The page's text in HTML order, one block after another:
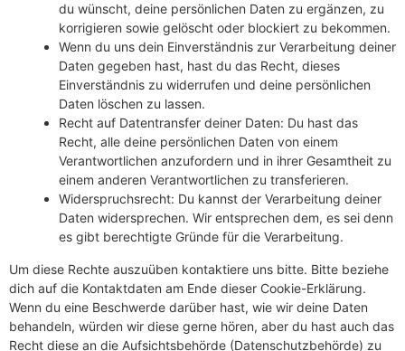
du wünscht, deine persönlichen Daten zu ergänzen, zu
korrigieren sowie gelöscht oder blockiert zu bekommen.
Wenn du uns dein Einverständnis zur Verarbeitung deiner
Daten gegeben hast, hast du das Recht, dieses
Einverständnis zu widerrufen und deine persönlichen
Daten löschen zu lassen.
Recht auf Datentransfer deiner Daten: Du hast das
Recht, alle deine persönlichen Daten von einem
Verantwortlichen anzufordern und in ihrer Gesamtheit zu
einem anderen Verantwortlichen zu transferieren.
Widerspruchsrecht: Du kannst der Verarbeitung deiner
Daten widersprechen. Wir entsprechen dem, es sei denn
es gibt berechtigte Gründe für die Verarbeitung.
Um diese Rechte auszuüben kontaktiere uns bitte. Bitte beziehe
dich auf die Kontaktdaten am Ende dieser Cookie-Erklärung.
Wenn du eine Beschwerde darüber hast, wie wir deine Daten
behandeln, würden wir diese gerne hören, aber du hast auch das
Recht diese an die Aufsichtsbehörde (Datenschutzbehörde) zu